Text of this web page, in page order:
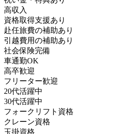
高収入
資格取得支援あり
赴任旅費の補助あり
引越費用の補助あり
社会保険完備
車通勤OK
高卒歓迎
フリーター歓迎
20代活躍中
30代活躍中
フォークリフト資格
クレーン資格
玉掛資格